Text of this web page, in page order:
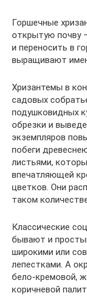
Горшечные
открытую почву
и переносить в
выращивают
Хризантемы в
садовых
подушковидных
обрезки и
экземпляров
побеги
листьями,
впечатляющей
цветков. Они
таком
Классические
бывают и
широкими или
лепестками. А
бело-кремовой,
коричневой